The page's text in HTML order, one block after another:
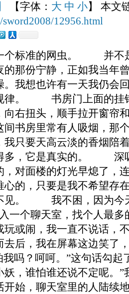
【字体： 大 中 小】 本文
12956.html
个标准的网虫。 并不
的那份宁静，正如我当年
。我想也许有一天我仍会
规律。 书房门上面的
向右扭头，顺手拉开窗帘
间书房里常有人吸烟，那
我只要天高云淡的香烟陪
多，它是真实的。 深
，对面楼的灯光早熄了，
心的，只要是我不希望存
见。 我不困，因为今
聊天室，找个人最多
玩或闹，我一直不说话，
去后，我在屏幕这边笑了
？呵呵。”这句话勾
妖，谁怕谁还说不定呢
开始，聊天室里的人陆续